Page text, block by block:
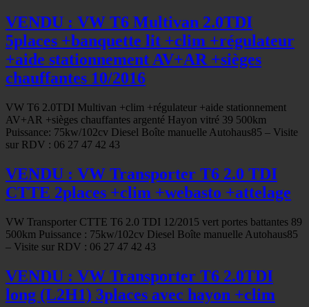
VENDU : VW T6 Multivan 2.0TDI
5places +banquette lit +clim +régulateur
+aide stationnement AV+AR +sièges
chauffantes 10/2016
VW T6 2.0TDI Multivan +clim +régulateur +aide stationnement
AV+AR +sièges chauffantes argenté Hayon vitré 39 500km
Puissance: 75kw/102cv Diesel Boîte manuelle Autohaus85 – Visite
sur RDV : 06 27 47 42 43
VENDU : VW Transporter T6 2.0 TDI
CTTE 2places +clim +webasto +attelage
VW Transporter CTTE T6 2.0 TDI 12/2015 vert portes battantes 89
500km Puissance : 75kw/102cv Diesel Boîte manuelle Autohaus85
– Visite sur RDV : 06 27 47 42 43
VENDU : VW Transporter T6 2.0TDI
long (L2H1) 3places avec hayon +clim